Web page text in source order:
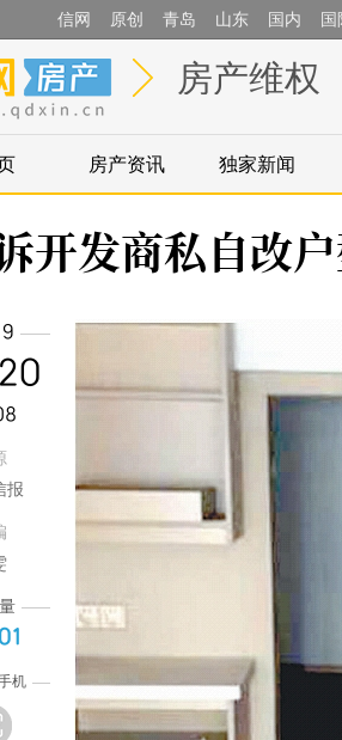
信网 原创 青岛 山东 国内 国
房产维权
房产资讯 独家新闻
开发商私自改
报
机